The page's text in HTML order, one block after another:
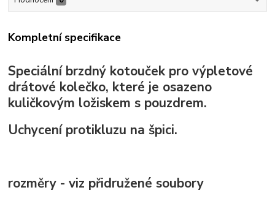
Kompletní specifikace
Speciální brzdný kotouček pro výpletové
drátové kolečko, které je osazeno
kuličkovým ložiskem s pouzdrem.
Uchycení protikluzu na špici.
rozměry - viz přidružené soubory